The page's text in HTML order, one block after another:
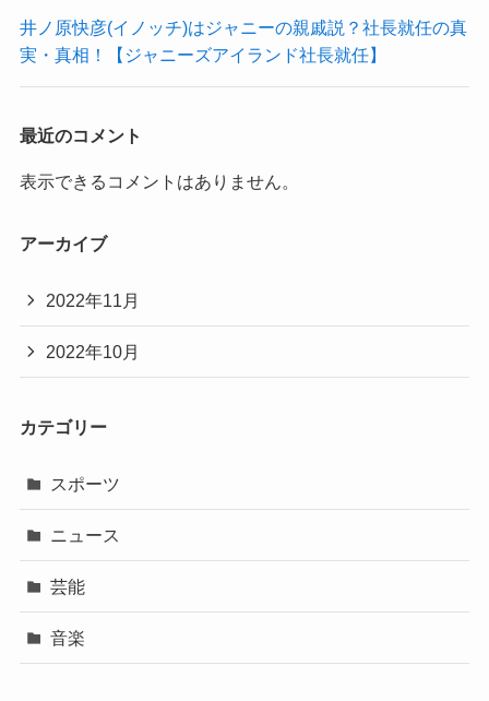
井ノ原快彦(イノッチ)はジャニーの親戚説？社長就任の真
実・真相！【ジャニーズアイランド社長就任】
最近のコメント
表示できるコメントはありません。
アーカイブ
2022年11月
2022年10月
カテゴリー
スポーツ
ニュース
芸能
音楽